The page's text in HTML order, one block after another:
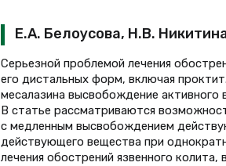
Е.А. Белоусова, Н.В.
Серьезной проблемой лечения
его дистальных форм, включая
месалазина высвобождение
В статье рассматриваются
с медленным высвобождением
действующего вещества при
лечения обострений язвенного